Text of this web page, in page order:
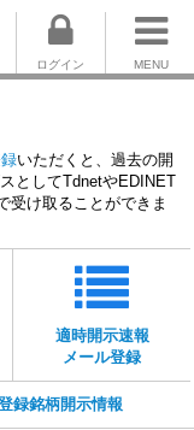
MENU
ログイン
いただくと、過去の開
としてTdnetやEDINET
受け取ることができま
適時開示速報
メール登録
録銘柄開示情報